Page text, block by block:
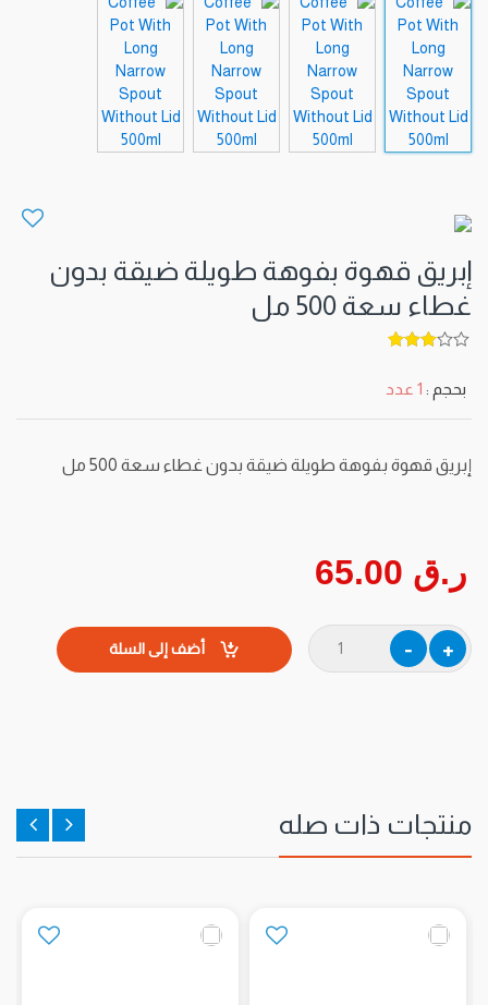
إبريق قهوة بفوهة طويلة ضيقة بدون
غطاء سعة 500 مل
بحجم : 1 عدد
إبريق قهوة بفوهة طويلة ضيقة بدون غطاء سعة 500 مل
ر.ق 65.00
منتجات ذات صله